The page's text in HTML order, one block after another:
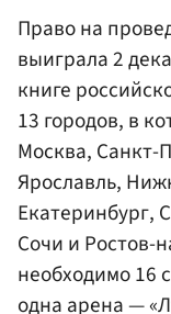
Право на
выиграла 2
книге
13 городов, в
Москва, Санкт-
Ярославль,
Екатеринбург,
Сочи и Ростов-
необходимо 16
одна арена —